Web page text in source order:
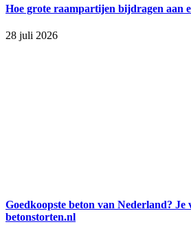
Hoe grote raampartijen bijdragen aan
28 juli 2026
Goedkoopste beton van Nederland? Je
betonstorten.nl